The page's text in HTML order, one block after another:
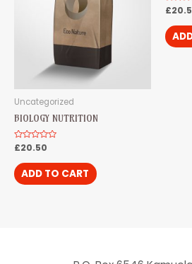
Uncategorized
BIOLOGY NUTRITION
Rated
out
of
5
£20.50
ADD TO CART
Rated
out
of
5
£